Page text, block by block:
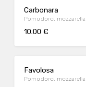
Carbonara
Pomodoro,
10.00 €
Favolosa
Pomodoro,